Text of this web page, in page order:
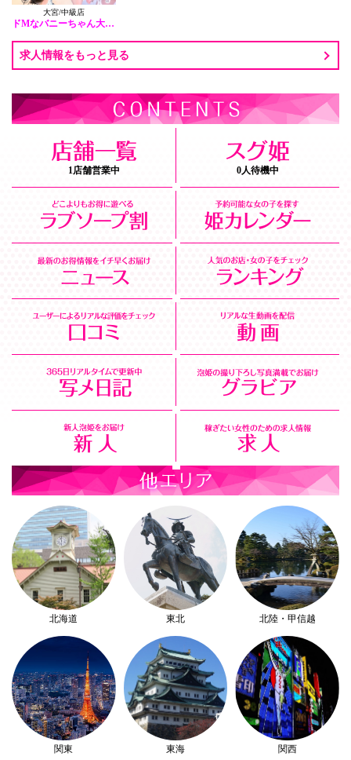
大宮/中級店
ドMなバニーちゃん大宮店
求人情報をもっと見る
1店舗営業中 0人待機中
北海道 東北 北陸・甲信越
関東 東海 関西